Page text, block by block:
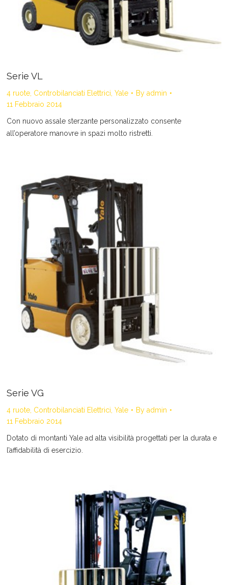
Serie VL
4 ruote, Controbilanciati Elettrici Yale By admin
11 Febbraio 2014
Con nuovo assale sterzante personalizzato consente
all’operatore manovre in spazi molto ristretti.
Serie VG
4 ruote, Controbilanciati Elettrici Yale By admin
11 Febbraio 2014
Dotato di montanti Yale ad alta visibilità progettati per la durata e
l’affidabilità di esercizio.